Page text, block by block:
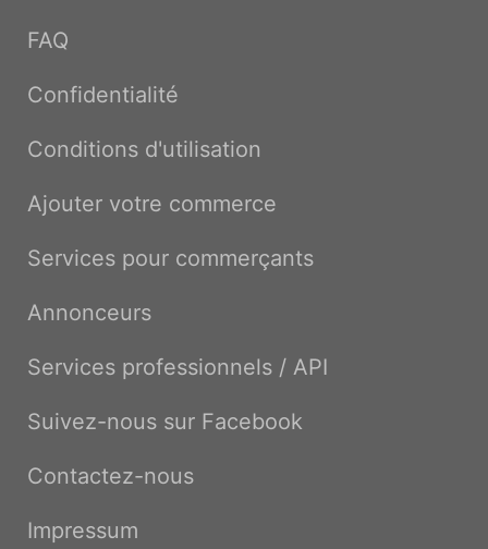
FAQ
Confidentialité
Conditions d'utilisation
Ajouter votre commerce
Services pour commerçants
Annonceurs
Services professionnels / API
Suivez-nous sur Facebook
Contactez-nous
Impressum